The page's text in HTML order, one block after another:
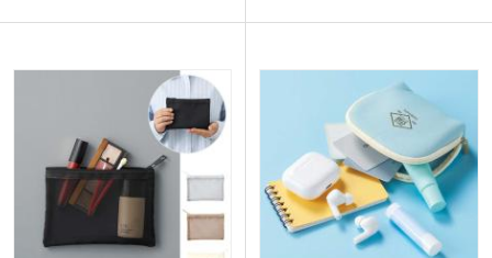
グッズを入れたり、旅行用の貴重品ポー
できます。学生からビジネスパーソンま
で幅広く使えるので、企業セミナーや学
校説明会などで配布するノベルティにい
動画提供 : SP source
コスメポーチとしても活躍します。
ょうか。